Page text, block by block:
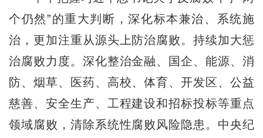
个仍然”的重大判断，深化标本兼治、系统施
治，更加注重从源头上防治腐败。持续加大惩
治腐败力度。深化整治金融、国企、能源、消
防、烟草、医药、高校、体育、开发区、公益
慈善、安全生产、工程建设和招标投标等重点
领域腐败，清除系统性腐败风险隐患。中央纪